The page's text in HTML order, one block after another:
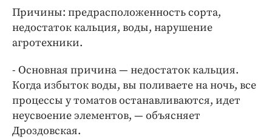
Причины: предрасположенность сорта,
недостаток кальция, воды, нарушение
агротехники.
- Основная причина — недостаток кальция.
Когда избыток воды, вы поливаете на ночь, все
процессы у томатов останавливаются, идет
неусвоение элементов, — объясняет
Дроздовская.